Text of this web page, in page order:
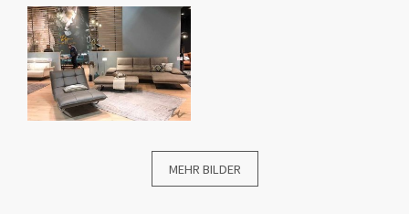
MEHR BILDER